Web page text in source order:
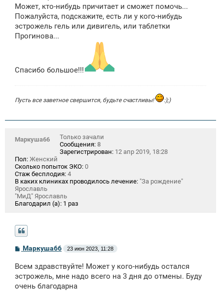
щ
н
и
Может, кто-нибудь причитает и сможет помочь...
Пожалуйста, подскажите, есть ли у кого-нибудь
эстрожель гель или дивигель, или таблетки
Прогинова...
Спасибо большое!!!
Пусть все заветное свершится, будьте счастливы! :);)
Маркуша66
Только зачали
Сообщения: 8
Зарегистрирован: 12 апр 2019, 18:28
Пол: Женский
Сколько попыток ЭКО: 0
Стаж бесплодия: 4
В каких клиниках проводилось лечение: "За рождение"
Ярославль
"МиД" Ярославль
Благодарил (а): 1 раз
С
б
щ
н
Маркуша66 23 июн 2023, 11:28
Всем здравствуйте! Может у кого-нибудь остался
эстрожель, мне надо всего на 3 дня до отмены. Буду
очень благодарна